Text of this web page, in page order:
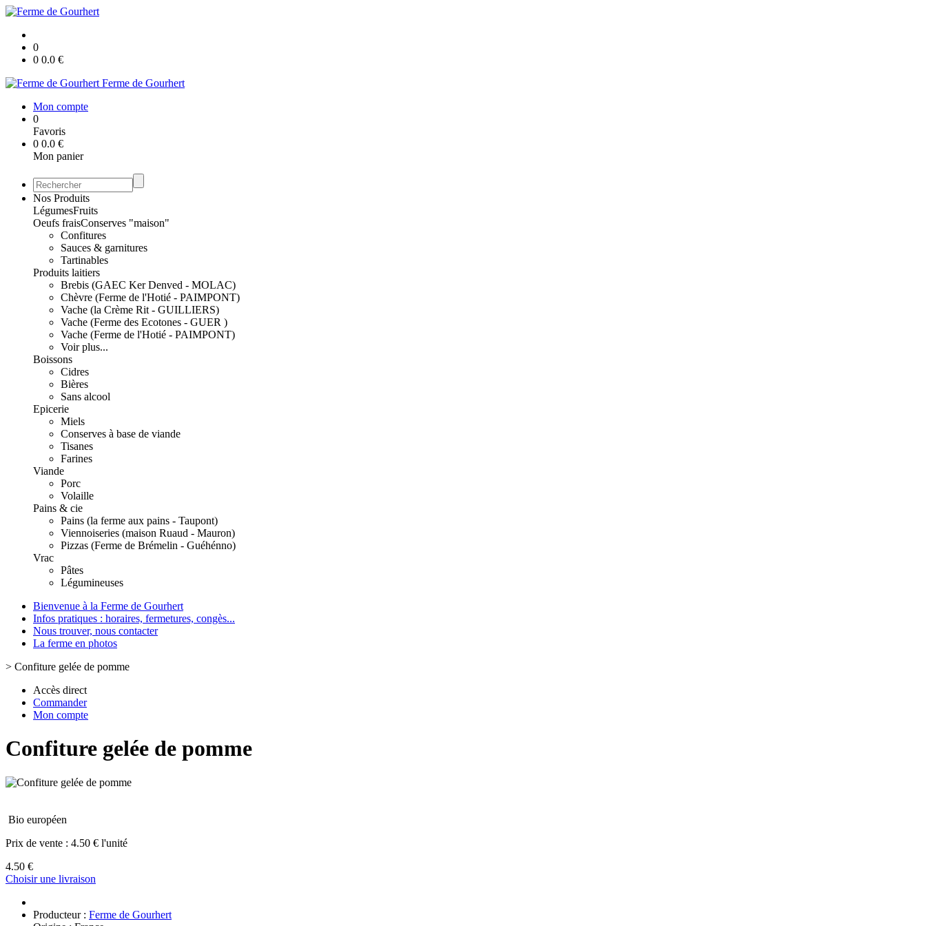
0
0 0.0 €
Ferme de Gourhert
Mon compte
0
Favoris
0 0.0 €
Mon panier
Nos Produits
LégumesFruits
Oeufs fraisConserves "maison"
Confitures
Sauces & garnitures
Tartinables
Produits laitiers
Brebis (GAEC Ker Denved - MOLAC)
Chèvre (Ferme de l'Hotié - PAIMPONT)
Vache (la Crème Rit - GUILLIERS)
Vache (Ferme des Ecotones - GUER )
Vache (Ferme de l'Hotié - PAIMPONT)
Voir plus...
Boissons
Cidres
Bières
Sans alcool
Epicerie
Miels
Conserves à base de viande
Tisanes
Farines
Viande
Porc
Volaille
Pains & cie
Pains (la ferme aux pains - Taupont)
Viennoiseries (maison Ruaud - Mauron)
Pizzas (Ferme de Brémelin - Guéhénno)
Vrac
Pâtes
Légumineuses
Bienvenue à la Ferme de Gourhert
Infos pratiques : horaires, fermetures, congès...
Nous trouver, nous contacter
La ferme en photos
> Confiture gelée de pomme
Accès direct
Commander
Mon compte
Confiture gelée de pomme
Bio européen
Prix de vente : 4.50 € l'unité
4.50 €
Choisir une livraison
Producteur : Ferme de Gourhert